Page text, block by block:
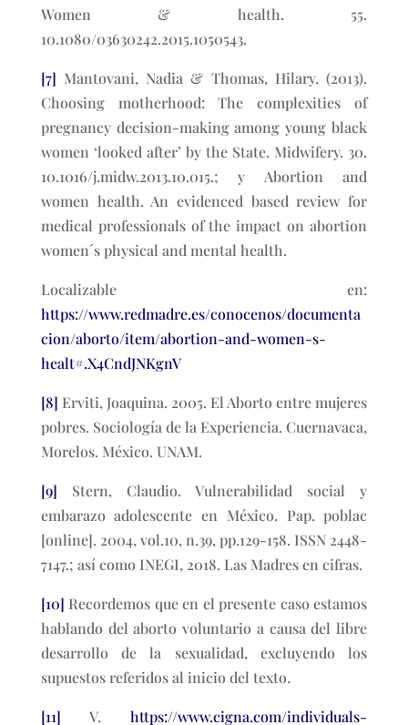
Women & health. 55.
10.1080/03630242.2015.1050543.
[7] Mantovani, Nadia & Thomas, Hilary. (2013).
Choosing motherhood: The complexities of
pregnancy decision-making among young black
women ‘looked after’ by the State. Midwifery. 30.
10.1016/j.midw.2013.10.015.; y Abortion and
women health. An evidenced based review for
medical professionals of the impact on abortion
women´s physical and mental health.
Localizable en:
https://www.redmadre.es/conocenos/documenta
cion/aborto/item/abortion-and-women-s-
healt#.X4CndJNKgnV
[8] Erviti, Joaquina. 2005. El Aborto entre mujeres
pobres. Sociología de la Experiencia. Cuernavaca,
Morelos. México. UNAM.
[9] Stern, Claudio. Vulnerabilidad social y
embarazo adolescente en México. Pap. poblac
[online]. 2004, vol.10, n.39, pp.129-158. ISSN 2448-
7147.; así como INEGI, 2018. Las Madres en cifras.
[10] Recordemos que en el presente caso estamos
hablando del aborto voluntario a causa del libre
desarrollo de la sexualidad, excluyendo los
supuestos referidos al inicio del texto.
[11] V.https://www.cigna.com/individuals-